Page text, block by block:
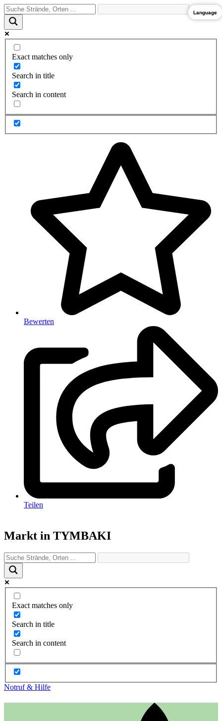
Zum
Inhalt
springen
Exact matches only
Search in title
Search in content
Bewerten
Teilen
Markt in TYMBAKI
Exact matches only
Search in title
Search in content
Notruf & Hilfe
Language